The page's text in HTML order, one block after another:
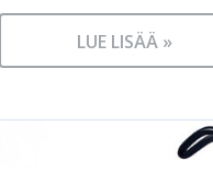
LUE LISÄÄ »